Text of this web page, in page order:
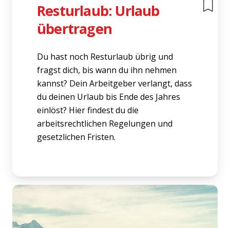
Resturlaub: Urlaub
übertragen
Du hast noch Resturlaub übrig und
fragst dich, bis wann du ihn nehmen
kannst? Dein Arbeitgeber verlangt, dass
du deinen Urlaub bis Ende des Jahres
einlöst? Hier findest du die
arbeitsrechtlichen Regelungen und
gesetzlichen Fristen.